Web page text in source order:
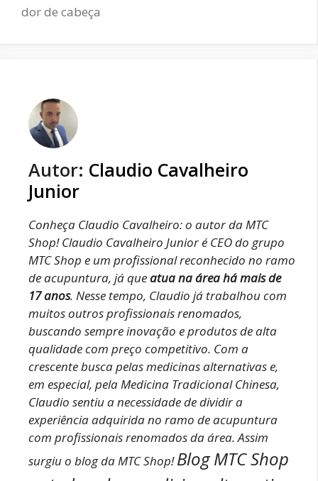
dor de cabeça
Autor: Claudio Cavalheiro
Junior
Conheça Claudio Cavalheiro: o autor da MTC
Shop! Claudio Cavalheiro Junior é CEO do grupo
MTC Shop e um profissional reconhecido no ramo
de acupuntura, já queatua na área há mais de
17 anos. Nesse tempo, Claudio já trabalhou com
muitos outros profissionais renomados,
buscando sempre inovação e produtos de alta
qualidade com preço competitivo. Com a
crescente busca pelas medicinas alternativas e,
em especial, pela Medicina Tradicional Chinesa,
Claudio sentiu a necessidade de dividir a
experiência adquirida no ramo de acupuntura
com profissionais renomados da área. Assim
surgiu o blog da MTC Shop! Blog MTC Shop